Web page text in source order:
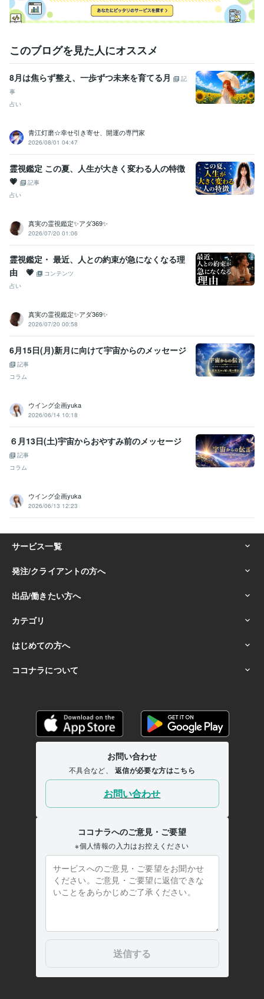
このブログを見た人にオススメ
8月は焦らず整え、一歩ずつ未来を育てる月
記
事
占い
青江灯磨☆幸せ引き寄せ、開運の専門家
2026/08/01 04:47
霊視鑑定 この夏、人生が大きく変わる人の特徴
💗
記事
占い
真実の霊視鑑定✨アダ369✨
2026/07/20 01:06
霊視鑑定・ 最近、人との約束が急になくなる理
由 💗
コンテンツ
占い
真実の霊視鑑定✨アダ369✨
2026/07/20 00:58
6月15日(月)新月に向けて宇宙からのメッセージ
記事
コラム
ウイング企画yuka
2026/06/14 10:18
６月13日(土)宇宙からおやすみ前のメッセージ
記事
コラム
ウイング企画yuka
2026/06/13 12:23